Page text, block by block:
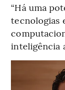
“Há uma
tecnologias
inteligência